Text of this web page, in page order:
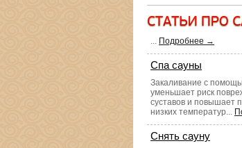
... Подробнее →
Спа сауны
Закаливание с
уменьшает риск
суставов и повышает
низких температур...
Снять сауну